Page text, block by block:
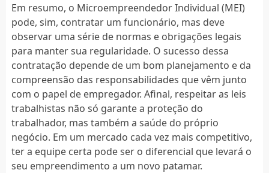
Em resumo, o Microempreendedor Individual (MEI)
pode, sim, contratar um funcionário, mas deve
observar uma série de normas e obrigações legais
para manter sua regularidade. O sucesso dessa
contratação depende de um bom planejamento e da
compreensão das responsabilidades que vêm junto
com o papel de empregador. Afinal, respeitar as leis
trabalhistas não só garante a proteção do
trabalhador, mas também a saúde do próprio
negócio. Em um mercado cada vez mais competitivo,
ter a equipe certa pode ser o diferencial que levará o
seu empreendimento a um novo patamar.